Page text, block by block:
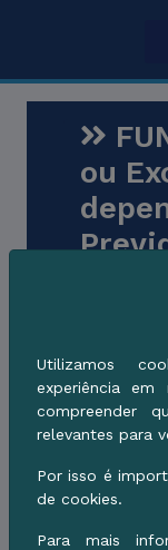
ou
Público
Descrição
Quem
Utilizamos
experiência
compreender
relevantes para
Por isso é
de cookies.
Para mais